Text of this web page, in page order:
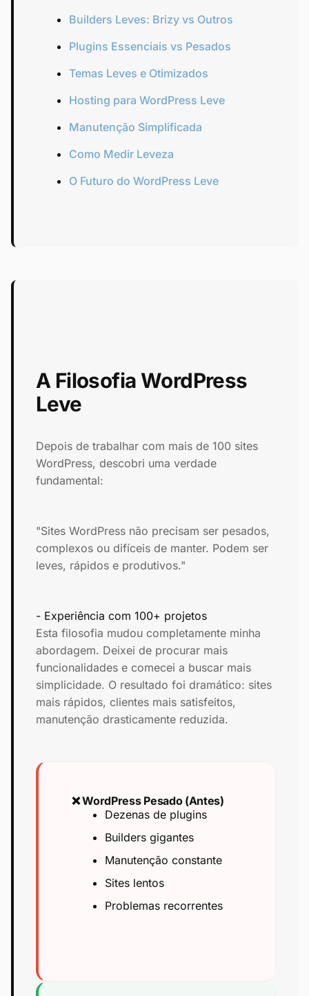
Builders Leves: Brizy vs Outros
Plugins Essenciais vs Pesados
Temas Leves e Otimizados
Hosting para WordPress Leve
Manutenção Simplificada
Como Medir Leveza
O Futuro do WordPress Leve
A Filosofia WordPress
Leve
Depois de trabalhar com mais de 100 sites
WordPress, descobri uma verdade
fundamental:
"Sites WordPress não precisam ser pesados,
complexos ou difíceis de manter. Podem ser
leves, rápidos e produtivos."
- Experiência com 100+ projetos
Esta filosofia mudou completamente minha
abordagem. Deixei de procurar mais
funcionalidades e comecei a buscar mais
simplicidade. O resultado foi dramático: sites
mais rápidos, clientes mais satisfeitos,
manutenção drasticamente reduzida.
❌ WordPress Pesado (Antes)
Dezenas de plugins
Builders gigantes
Manutenção constante
Sites lentos
Problemas recorrentes